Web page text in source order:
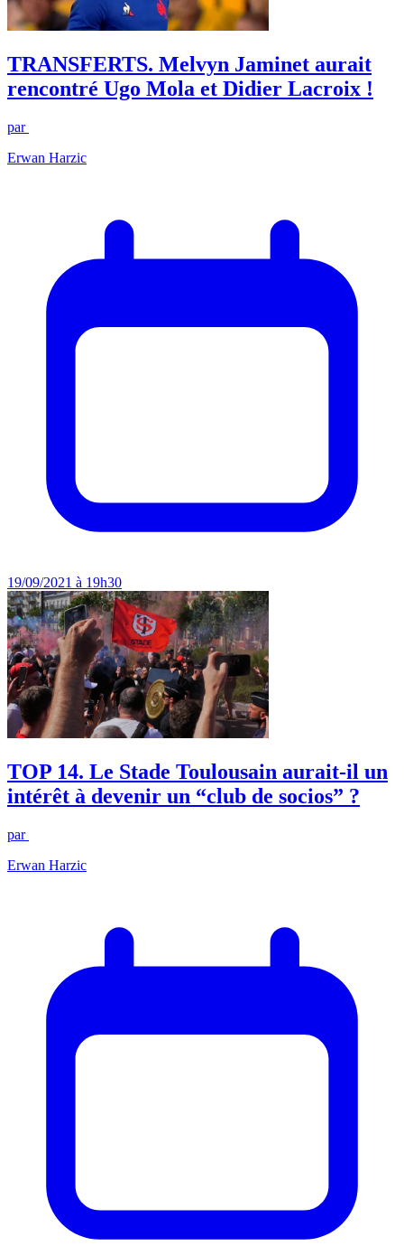
TRANSFERTS. Melvyn Jaminet aurait
rencontré Ugo Mola et Didier Lacroix !
par
Erwan Harzic
19/09/2021 à 19h30
TOP 14. Le Stade Toulousain aurait-il un
intérêt à devenir un “club de socios” ?
par
Erwan Harzic